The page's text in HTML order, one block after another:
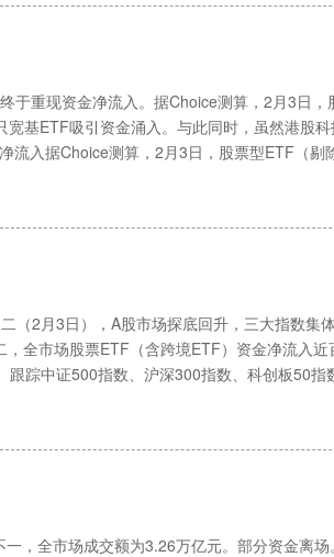
于重现资金净流入。据Choice测算，2月3日，
宽基ETF吸引资金涌入。与此同时，虽然港股
流入据Choice测算，2月3日，股票型ETF（剔
（2月3日），A股市场探底回升，三大指数集
全市场股票ETF（含跨境ETF）资金净流入近
踪中证500指数、沪深300指数、科创板50指
，全市场成交额为3.26万亿元。部分资金离